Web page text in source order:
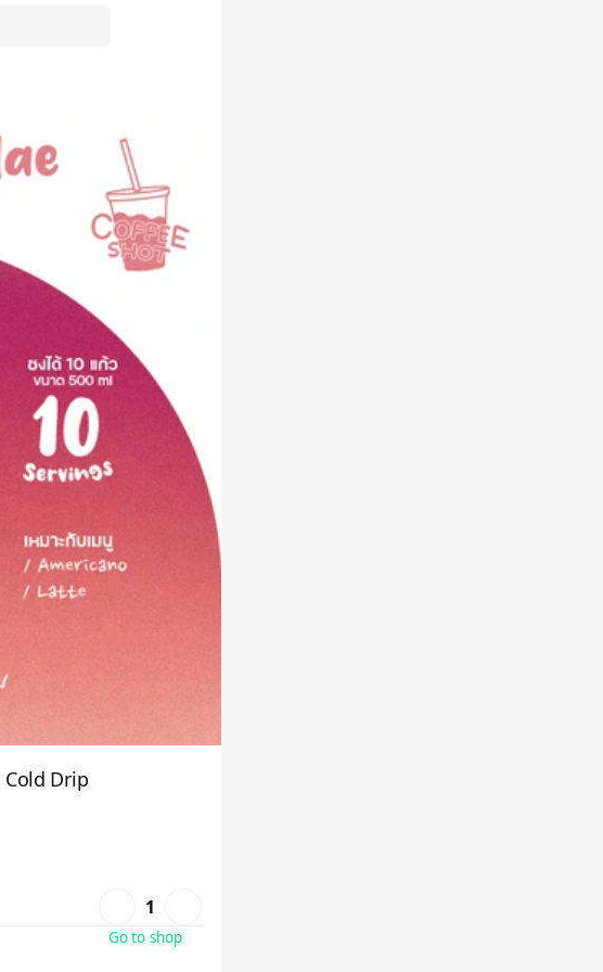
1
Go to shop